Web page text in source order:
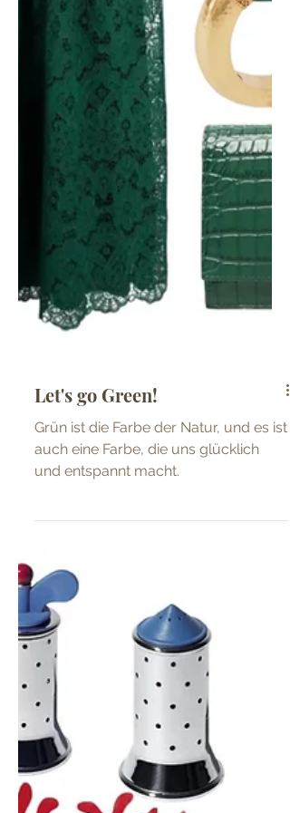
Let's go Green!
Grün ist die Farbe der Natur, und es ist
auch eine Farbe, die uns glücklich
und entspannt macht.